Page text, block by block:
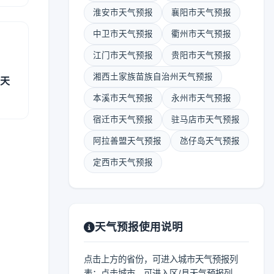
淮安市天气预报 襄阳市天气预报
中卫市天气预报 衢州市天气预报
江门市天气预报 贵阳市天气预报
湘西土家族苗族自治州天气预报
本溪市天气预报 永州市天气预报
宿迁市天气预报 驻马店市天气预报
阿拉善盟天气预报 氹仔岛天气预报
定西市天气预报
天气预报使用说明
点击上方的省份，可进入城市天气预报列